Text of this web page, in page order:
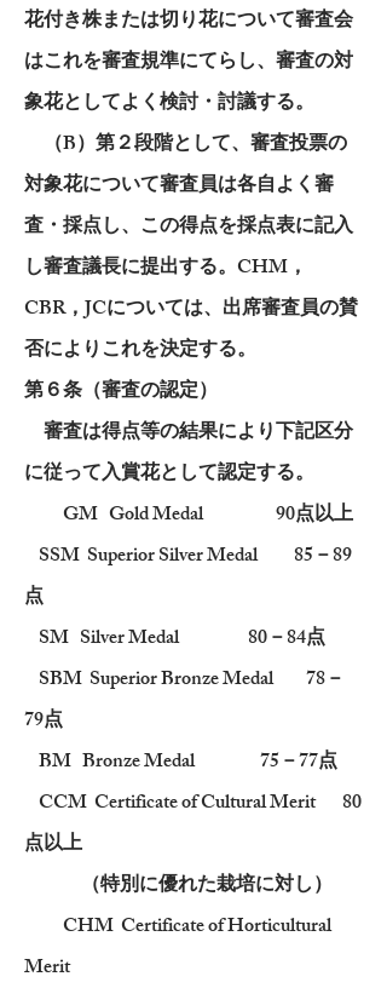
花付き株または切り花について審査会
はこれを審査規準にてらし、審査の対
象花としてよく検討・討議する。
（B）第２段階として、審査投票の
対象花について審査員は各自よく審
査・採点し、この得点を採点表に記入
し審査議長に提出する。CHM，
CBR，JCについては、出席審査員の賛
否によりこれを決定する。
第６条（審査の認定）
審査は得点等の結果により下記区分
に従って入賞花として認定する。
GM Gold Medal 90点以上
SSM Superior Silver Medal 85－89
点
SM Silver Medal 80－84点
SBM Superior Bronze Medal 78－
79点
BM Bronze Medal 75－77点
CCM Certificate of Cultural Merit 80
点以上
（特別に優れた栽培に対し）
CHM Certificate of Horticultural
Merit